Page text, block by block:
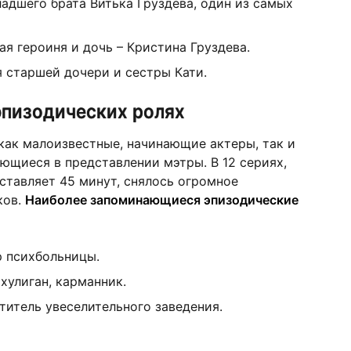
брата Витька Груздева, один из самых
героиня и дочь – Кристина Груздева.
старшей дочери и сестры Кати.
ролях
малоизвестные, начинающие актеры, так и
в представлении мэтры. В 12 сериях,
45 минут, снялось огромное
Наиболее запоминающиеся эпизодические
психбольницы.
карманник.
увеселительного заведения.